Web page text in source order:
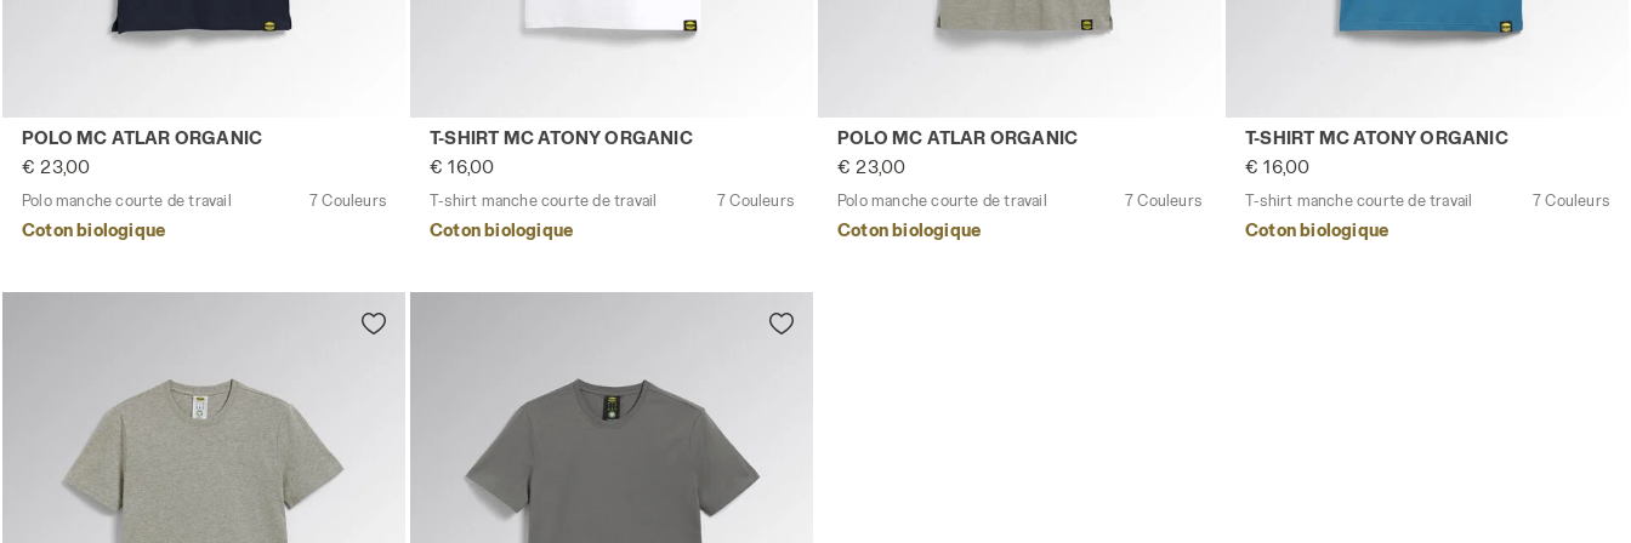
Polo manche courte de travail POLO MC ATLAR ORGANIC BLEU CABAN - Utility
POLO MC ATLAR ORGANIC
€ 23,00
Polo manche courte de travail 7 Couleurs
Coton biologique
T-shirt manche courte de travail T-SHIRT MC ATONY ORGANIC BLANC VIF - Utility
T-SHIRT MC ATONY ORGANIC
€ 16,00
T-shirt manche courte de travail 7 Couleurs
Coton biologique
Polo manche courte de travail POLO MC ATLAR ORGANIC GRIS MOYENNE CLAIR
POLO MC ATLAR ORGANIC
€ 23,00
Polo manche courte de travail 7 Couleurs
Coton biologique
T-shirt manche courte de travail T-SHIRT
T-SHIRT MC ATONY ORGANIC
€ 16,00
T-shirt manche courte de travail 7 Couleurs
Coton biologique